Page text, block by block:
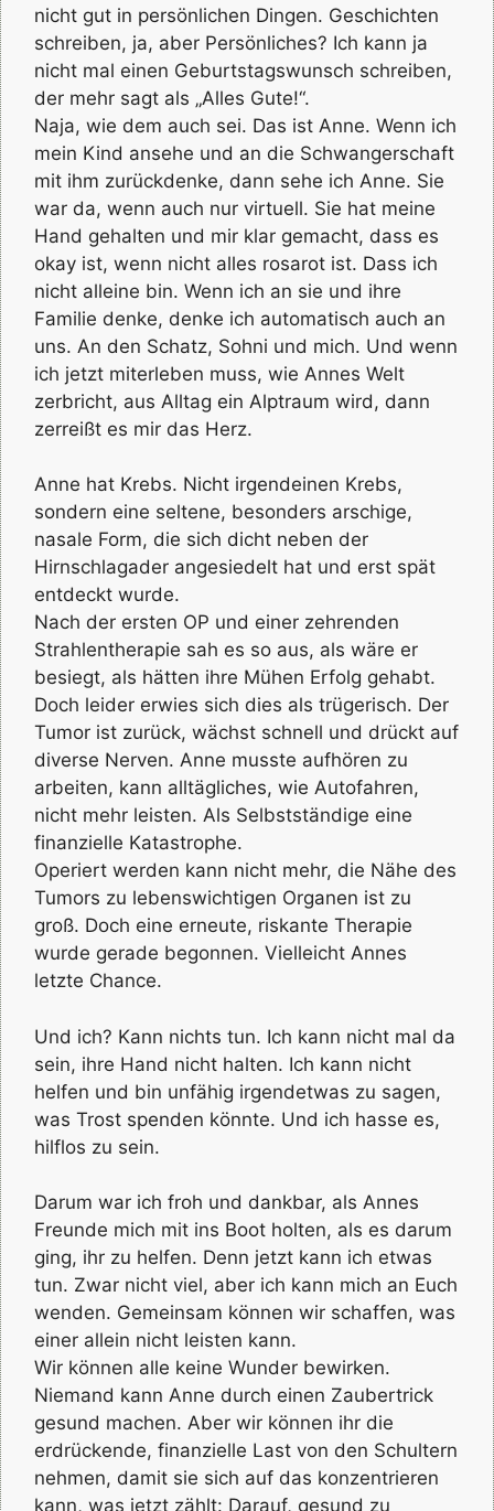
nicht gut in persönlichen Dingen. Geschichten
schreiben, ja, aber Persönliches? Ich kann ja
nicht mal einen Geburtstagswunsch schreiben,
der mehr sagt als „Alles Gute!“.
Naja, wie dem auch sei. Das ist Anne. Wenn ich
mein Kind ansehe und an die Schwangerschaft
mit ihm zurückdenke, dann sehe ich Anne. Sie
war da, wenn auch nur virtuell. Sie hat meine
Hand gehalten und mir klar gemacht, dass es
okay ist, wenn nicht alles rosarot ist. Dass ich
nicht alleine bin. Wenn ich an sie und ihre
Familie denke, denke ich automatisch auch an
uns. An den Schatz, Sohni und mich. Und wenn
ich jetzt miterleben muss, wie Annes Welt
zerbricht, aus Alltag ein Alptraum wird, dann
zerreißt es mir das Herz.
Anne hat Krebs. Nicht irgendeinen Krebs,
sondern eine seltene, besonders arschige,
nasale Form, die sich dicht neben der
Hirnschlagader angesiedelt hat und erst spät
entdeckt wurde.
Nach der ersten OP und einer zehrenden
Strahlentherapie sah es so aus, als wäre er
besiegt, als hätten ihre Mühen Erfolg gehabt.
Doch leider erwies sich dies als trügerisch. Der
Tumor ist zurück, wächst schnell und drückt auf
diverse Nerven. Anne musste aufhören zu
arbeiten, kann alltägliches, wie Autofahren,
nicht mehr leisten. Als Selbstständige eine
finanzielle Katastrophe.
Operiert werden kann nicht mehr, die Nähe des
Tumors zu lebenswichtigen Organen ist zu
groß. Doch eine erneute, riskante Therapie
wurde gerade begonnen. Vielleicht Annes
letzte Chance.
Und ich? Kann nichts tun. Ich kann nicht mal da
sein, ihre Hand nicht halten. Ich kann nicht
helfen und bin unfähig irgendetwas zu sagen,
was Trost spenden könnte. Und ich hasse es,
hilflos zu sein.
Darum war ich froh und dankbar, als Annes
Freunde mich mit ins Boot holten, als es darum
ging, ihr zu helfen. Denn jetzt kann ich etwas
tun. Zwar nicht viel, aber ich kann mich an Euch
wenden. Gemeinsam können wir schaffen, was
einer allein nicht leisten kann.
Wir können alle keine Wunder bewirken.
Niemand kann Anne durch einen Zaubertrick
gesund machen. Aber wir können ihr die
erdrückende, finanzielle Last von den Schultern
nehmen, damit sie sich auf das konzentrieren
kann, was jetzt zählt: Darauf, gesund zu